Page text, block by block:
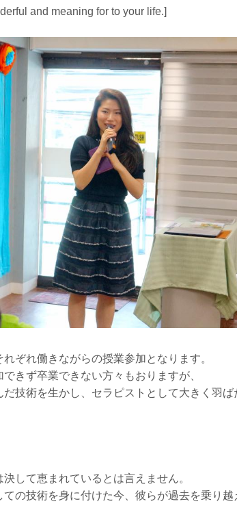
and meaning for to your life.]
ぞれ働きながらの授業参加となります。
きず卒業できない方々もおりますが、
技術を生かし、セラピストとして大きく羽ば
して恵まれているとは言えません。
の技術を身に付けた今、彼らが過去を乗り越